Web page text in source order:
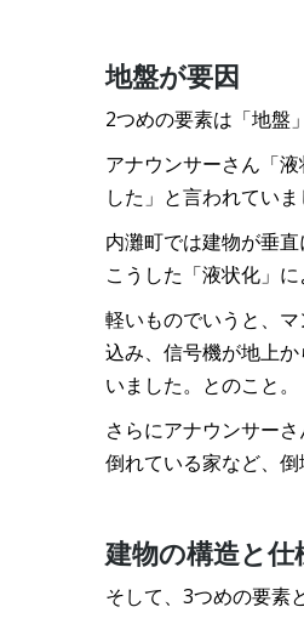
地盤が要因
2つめの要素は「地盤」
アナウンサーさん「
した」と言われていま
内灘町では建物が垂
こうした「液状化」
軽いものでいうと、
込み、信号機が地上
いました。とのこと。
さらにアナウンサー
倒れている家など、倒
建物の構造と仕
そして、3つめの要素